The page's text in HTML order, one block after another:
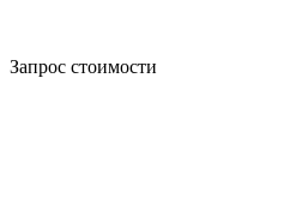
Запрос стоимости